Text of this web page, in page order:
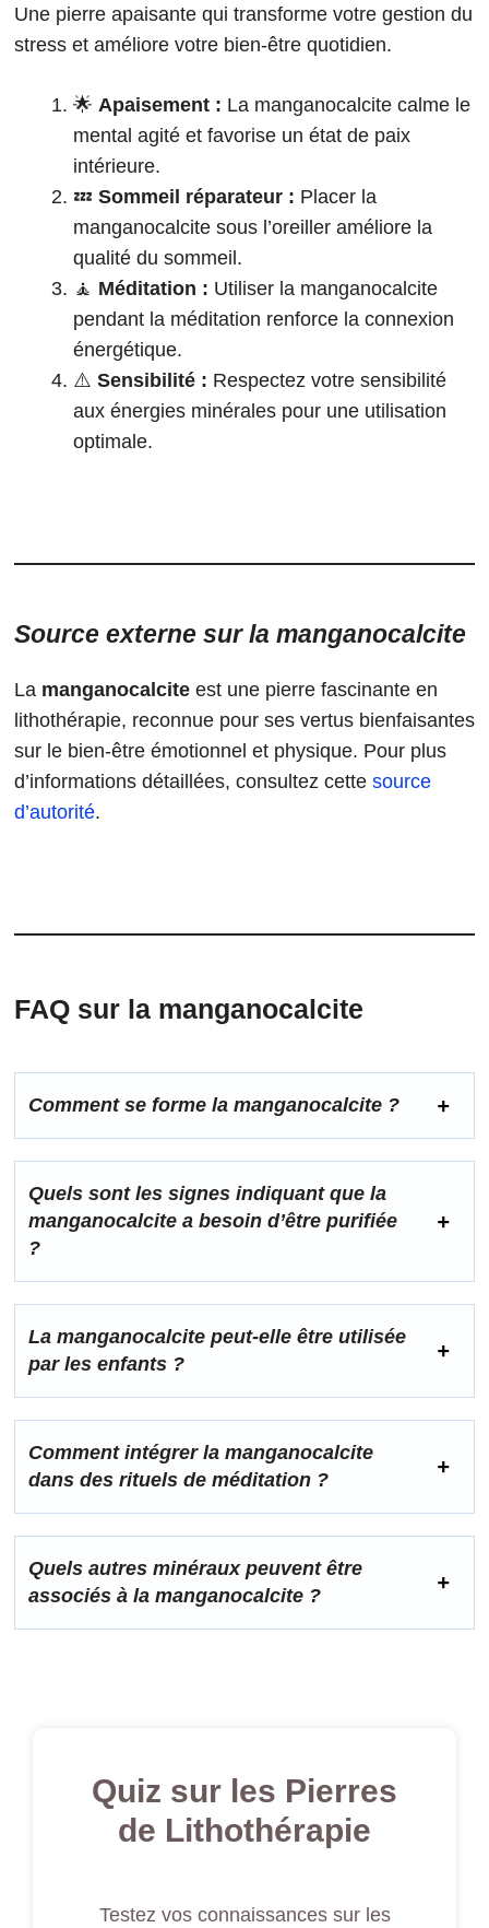
Une pierre apaisante qui transforme votre gestion du
stress et améliore votre bien-être quotidien.
🌟 Apaisement : La manganocalcite calme le
mental agité et favorise un état de paix
intérieure.
💤 Sommeil réparateur : Placer la
manganocalcite sous l’oreiller améliore la
qualité du sommeil.
🧘 Méditation : Utiliser la manganocalcite
pendant la méditation renforce la connexion
énergétique.
⚠️ Sensibilité : Respectez votre sensibilité
aux énergies minérales pour une utilisation
optimale.
Source externe sur la manganocalcite
La manganocalcite est une pierre fascinante en
lithothérapie, reconnue pour ses vertus bienfaisantes
sur le bien-être émotionnel et physique. Pour plus
d’informations détaillées, consultez cette source
d’autorité.
FAQ sur la manganocalcite
Comment se forme la manganocalcite ?
Quels sont les signes indiquant que la
manganocalcite a besoin d’être purifiée
?
La manganocalcite peut-elle être utilisée
par les enfants ?
Comment intégrer la manganocalcite
dans des rituels de méditation ?
Quels autres minéraux peuvent être
associés à la manganocalcite ?
Quiz sur les Pierres
de Lithothérapie
Testez vos connaissances sur les